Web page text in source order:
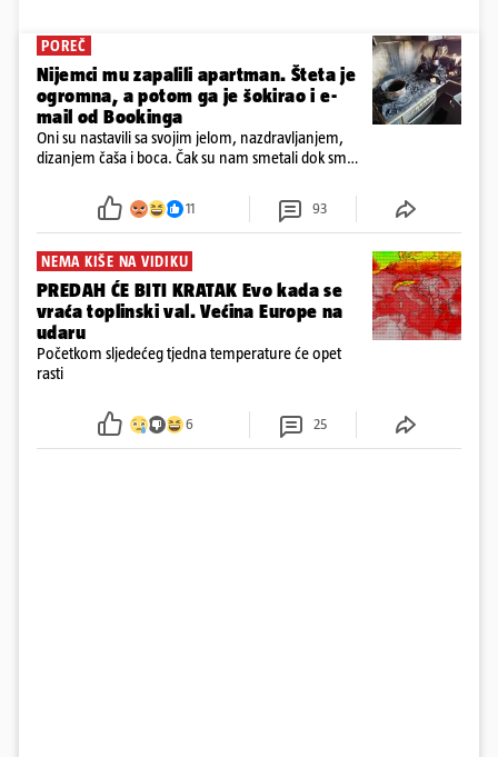
POREČ
Nijemci mu zapalili apartman. Šteta je
ogromna, a potom ga je šokirao i e-
mail od Bookinga
Oni su nastavili sa svojim jelom, nazdravljanjem,
dizanjem čaša i boca. Čak su nam smetali dok smo
požar, rekao je vlasnik
11 93
NEMA KIŠE NA VIDIKU
PREDAH ĆE BITI KRATAK Evo kada se
vraća toplinski val. Većina Europe na
udaru
Početkom sljedećeg tjedna temperature će opet
rasti
6 25